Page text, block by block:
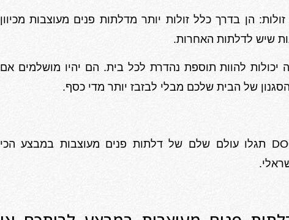
הן בדרך כלל זולות יותר מדלתות פנים מעוצבות מכיוון
שיש לדלתות האחרות.
יכולות להוות תוספת נהדרת לכל בית. הם יהיו מושלמים אם
של הבית שלכם מבלי לבזבז יותר מדי כסף.
אצלנו ב- DOOR SHOP תגלו עולם שלם של דלתות פנים מעוצבות במבצע הכי